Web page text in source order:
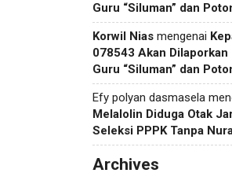
Guru “Siluman” dan
Korwil Nias mengenai
078543 Akan Dilaporkan
Guru “Siluman” dan
Efy polyan dasmasela
Melalolin Diduga Otak
Seleksi PPPK Tanpa
Archives